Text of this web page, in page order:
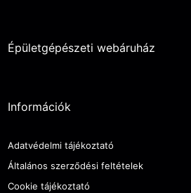
Épületgépészeti webáruház
Információk
Adatvédelmi tájékoztató
Általános szerződési feltételek
Cookie tájékoztató